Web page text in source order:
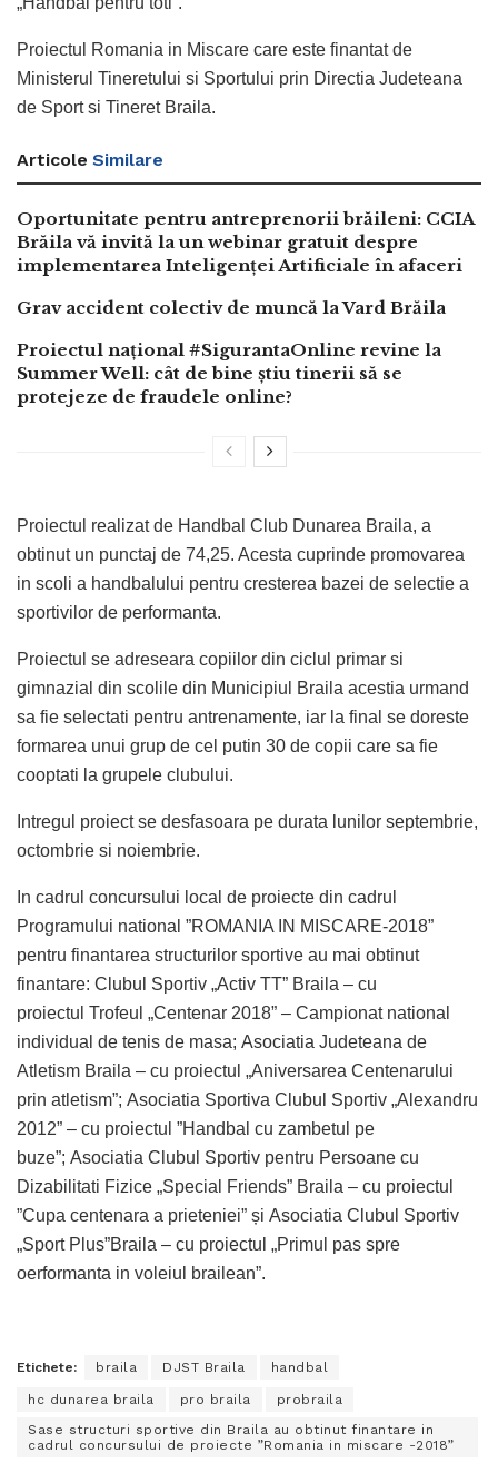
Proiectul Romania in Miscare care este finantat de
Ministerul Tineretului si Sportului prin Directia Judeteana
de Sport si Tineret Braila.
Articole Similare
Oportunitate pentru antreprenorii brăileni: CCIA
Brăila vă invită la un webinar gratuit despre
implementarea Inteligenței Artificiale în afaceri
Grav accident colectiv de muncă la Vard Brăila
Proiectul național #SigurantaOnline revine la
Summer Well: cât de bine știu tinerii să se
protejeze de fraudele online?
Proiectul realizat de Handbal Club Dunarea Braila, a
obtinut un punctaj de 74,25. Acesta cuprinde promovarea
in scoli a handbalului pentru cresterea bazei de selectie a
sportivilor de performanta.
Proiectul se adreseara copiilor din ciclul primar si
gimnazial din scolile din Municipiul Braila acestia urmand
sa fie selectati pentru antrenamente, iar la final se doreste
formarea unui grup de cel putin 30 de copii care sa fie
cooptati la grupele clubului.
Intregul proiect se desfasoara pe durata lunilor septembrie,
octombrie si noiembrie.
In cadrul concursului local de proiecte din cadrul
Programului national ”ROMANIA IN MISCARE-2018”
pentru finantarea structurilor sportive au mai obtinut
finantare: Clubul Sportiv „Activ TT” Braila – cu
proiectul Trofeul „Centenar 2018” – Campionat national
individual de tenis de masa; Asociatia Judeteana de
Atletism Braila – cu proiectul „Aniversarea Centenarului
prin atletism”; Asociatia Sportiva Clubul Sportiv „Alexandru
2012” – cu proiectul ”Handbal cu zambetul pe
buze”; Asociatia Clubul Sportiv pentru Persoane cu
Dizabilitati Fizice „Special Friends” Braila – cu proiectul
”Cupa centenara a prieteniei” și Asociatia Clubul Sportiv
„Sport Plus”Braila – cu proiectul „Primul pas spre
oerformanta in voleiul brailean”.
Etichete: braila DJST Braila handbal
hc dunarea braila pro braila
probraila
Sase structuri sportive din Braila au obtinut finantare in
cadrul concursului de proiecte ”Romania in miscare -2018”